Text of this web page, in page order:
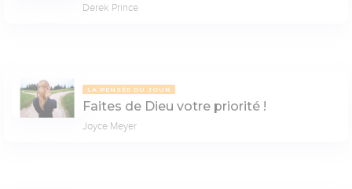
Derek Prince
LA PENSÉE DU JOUR
Faites de Dieu votre priorité !
Joyce Meyer